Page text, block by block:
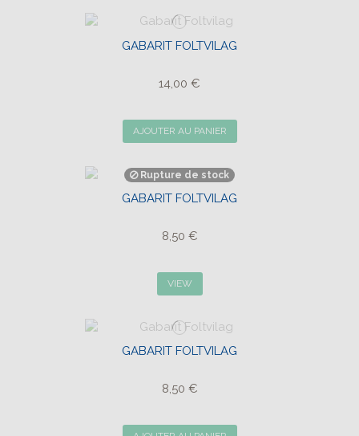
GABARIT FOLTVILAG
14,00 €
AJOUTER AU PANIER
Rupture de stock
GABARIT FOLTVILAG
8,50 €
VIEW
GABARIT FOLTVILAG
8,50 €